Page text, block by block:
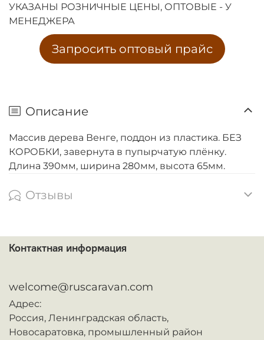
УКАЗАНЫ РОЗНИЧНЫЕ ЦЕНЫ, ОПТОВЫЕ - У
МЕНЕДЖЕРА
Запросить оптовый прайс
Описание
Массив дерева Венге, поддон из пластика. БЕЗ
КОРОБКИ, завернута в пупырчатую плёнку.
Длина 390мм, ширина 280мм, высота 65мм.
Отзывы
Контактная информация
welcome@ruscaravan.com
Адрес:
Россия, Ленинградская область,
Новосаратовка, промышленный район